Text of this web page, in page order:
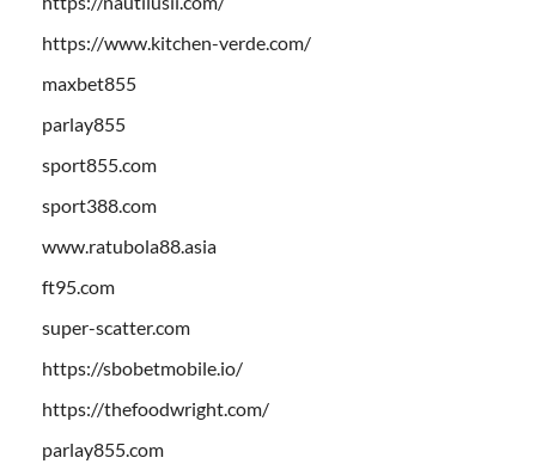
https://www.kitchen-verde.com/
maxbet855
parlay855
sport855.com
sport388.com
www.ratubola88.asia
ft95.com
super-scatter.com
https://sbobetmobile.io/
https://thefoodwright.com/
parlay855.com